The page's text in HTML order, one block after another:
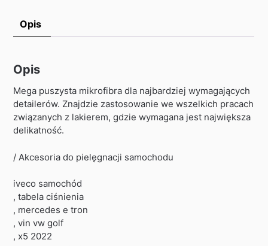
Opis
Opis
Mega puszysta mikrofibra dla najbardziej wymagających
detailerów. Znajdzie zastosowanie we wszelkich pracach
związanych z lakierem, gdzie wymagana jest największa
delikatność.
/ Akcesoria do pielęgnacji samochodu
iveco samochód
, tabela ciśnienia
, mercedes e tron
, vin vw golf
, x5 2022